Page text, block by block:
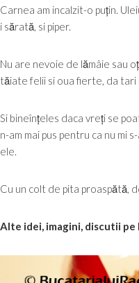
Carnea am incalzit-o puțin.
i sărată, si piper.
Nu are nevoie de lămâie sau
tăiate felii si oua fierte, da tari
Si bineînțeles daca vreți se
n-am mai pus pentru ca nu mi
ele.
Cu un colt de pita proaspătă,
Alte idei, imagini, discutii pe